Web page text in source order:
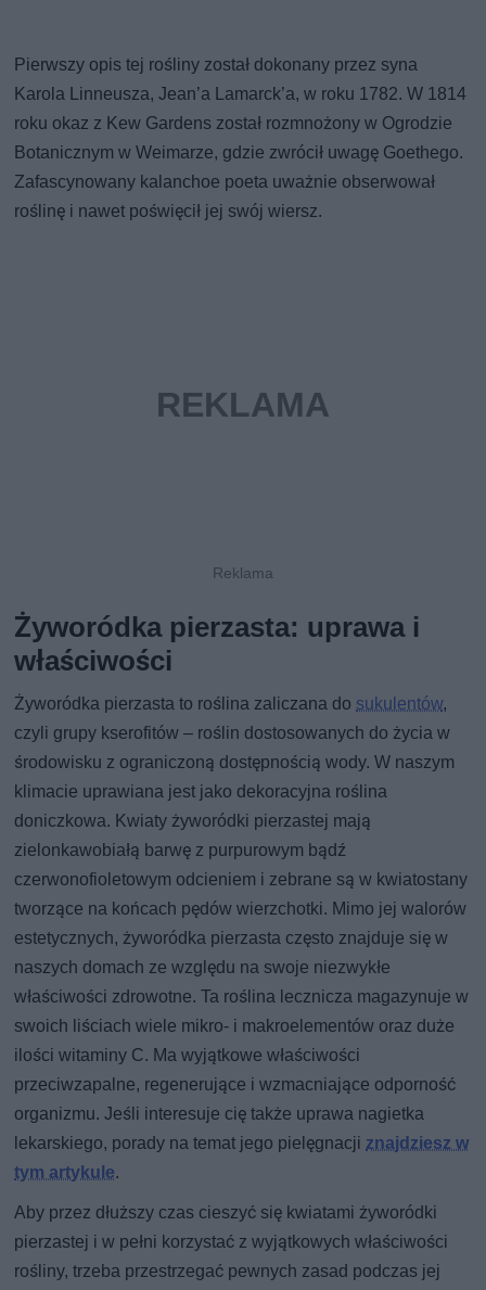
Pierwszy opis tej rośliny został dokonany przez syna
Karola Linneusza, Jean’a Lamarck’a, w roku 1782. W 1814
roku okaz z Kew Gardens został rozmnożony w Ogrodzie
Botanicznym w Weimarze, gdzie zwrócił uwagę Goethego.
Zafascynowany kalanchoe poeta uważnie obserwował
roślinę i nawet poświęcił jej swój wiersz.
Żyworódka pierzasta: uprawa i
właściwości
Żyworódka pierzasta to roślina zaliczana do sukulentów,
czyli grupy kserofitów – roślin dostosowanych do życia w
środowisku z ograniczoną dostępnością wody. W naszym
klimacie uprawiana jest jako dekoracyjna roślina
doniczkowa. Kwiaty żyworódki pierzastej mają
zielonkawobiałą barwę z purpurowym bądź
czerwonofioletowym odcieniem i zebrane są w kwiatostany
tworzące na końcach pędów wierzchotki. Mimo jej walorów
estetycznych, żyworódka pierzasta często znajduje się w
naszych domach ze względu na swoje niezwykłe
właściwości zdrowotne. Ta roślina lecznicza magazynuje w
swoich liściach wiele mikro- i makroelementów oraz duże
ilości witaminy C. Ma wyjątkowe właściwości
przeciwzapalne, regenerujące i wzmacniające odporność
organizmu. Jeśli interesuje cię także uprawa nagietka
lekarskiego, porady na temat jego pielęgnacji znajdziesz w
tym artykule.
Aby przez dłuższy czas cieszyć się kwiatami żyworódki
pierzastej i w pełni korzystać z wyjątkowych właściwości
rośliny, trzeba przestrzegać pewnych zasad podczas jej